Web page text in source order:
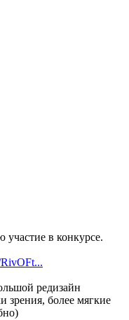
в конкурсе.
редизайн
зрения, более мягкие